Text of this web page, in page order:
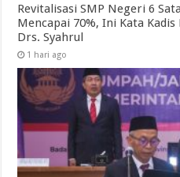
Revitalisasi SMP Negeri 6
Mencapai 70%, Ini Kata
Drs. Syahrul
1 hari ago